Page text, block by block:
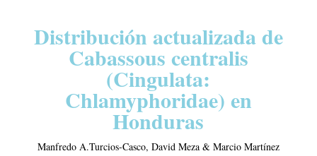
Distribución actualizada de
Cabassous centralis
(Cingulata:
Chlamyphoridae) en
Honduras
Manfredo A.Turcios-Casco, David Meza & Marcio Martínez